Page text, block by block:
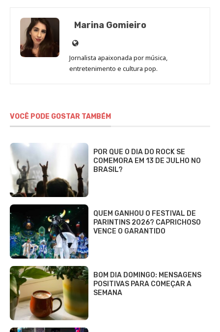
Marina Gomieiro
Site
de
Marina
Jornalista apaixonada por música,
entretenimento e cultura pop.
VOCÊ PODE GOSTAR TAMBÉM
POR QUE O DIA DO ROCK SE
COMEMORA EM 13 DE JULHO NO
BRASIL?
QUEM GANHOU O FESTIVAL DE
PARINTINS 2026? CAPRICHOSO
VENCE O GARANTIDO
BOM DIA DOMINGO: MENSAGENS
POSITIVAS PARA COMEÇAR A
SEMANA